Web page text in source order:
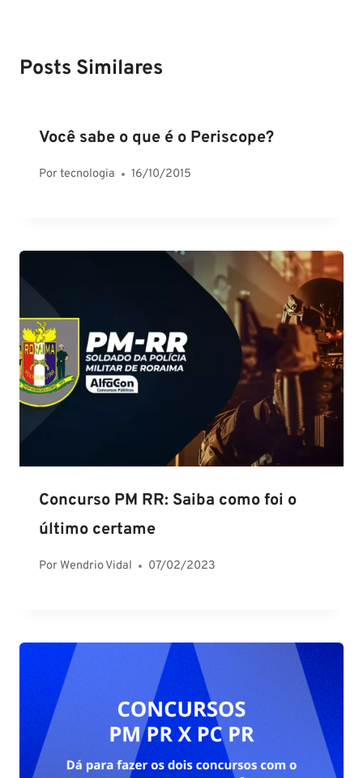
Posts Similares
Você sabe o que é o Periscope?
Portecnologia 16/10/2015
Concurso PM RR: Saiba como foi o
último certame
PorWendrio Vidal 07/02/2023